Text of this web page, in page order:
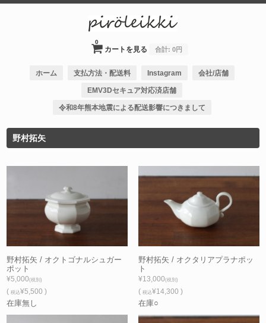
カートを見る
0
合計: 0円
ホーム 支払方法・配送料 Instagram 会社/店舗
EMV3Dセキュア対応済店舗
令和8年熊本地震による配送影響につきまして
野村拓矢
野村拓矢 / オクトゴナルシュガー
ポット
¥5,000(税別)
(税込¥5,500 )
在庫無し
野村拓矢 / オクタリアプラナポッ
ト
¥13,000(税別)
( 税込¥14,300 )
在庫○